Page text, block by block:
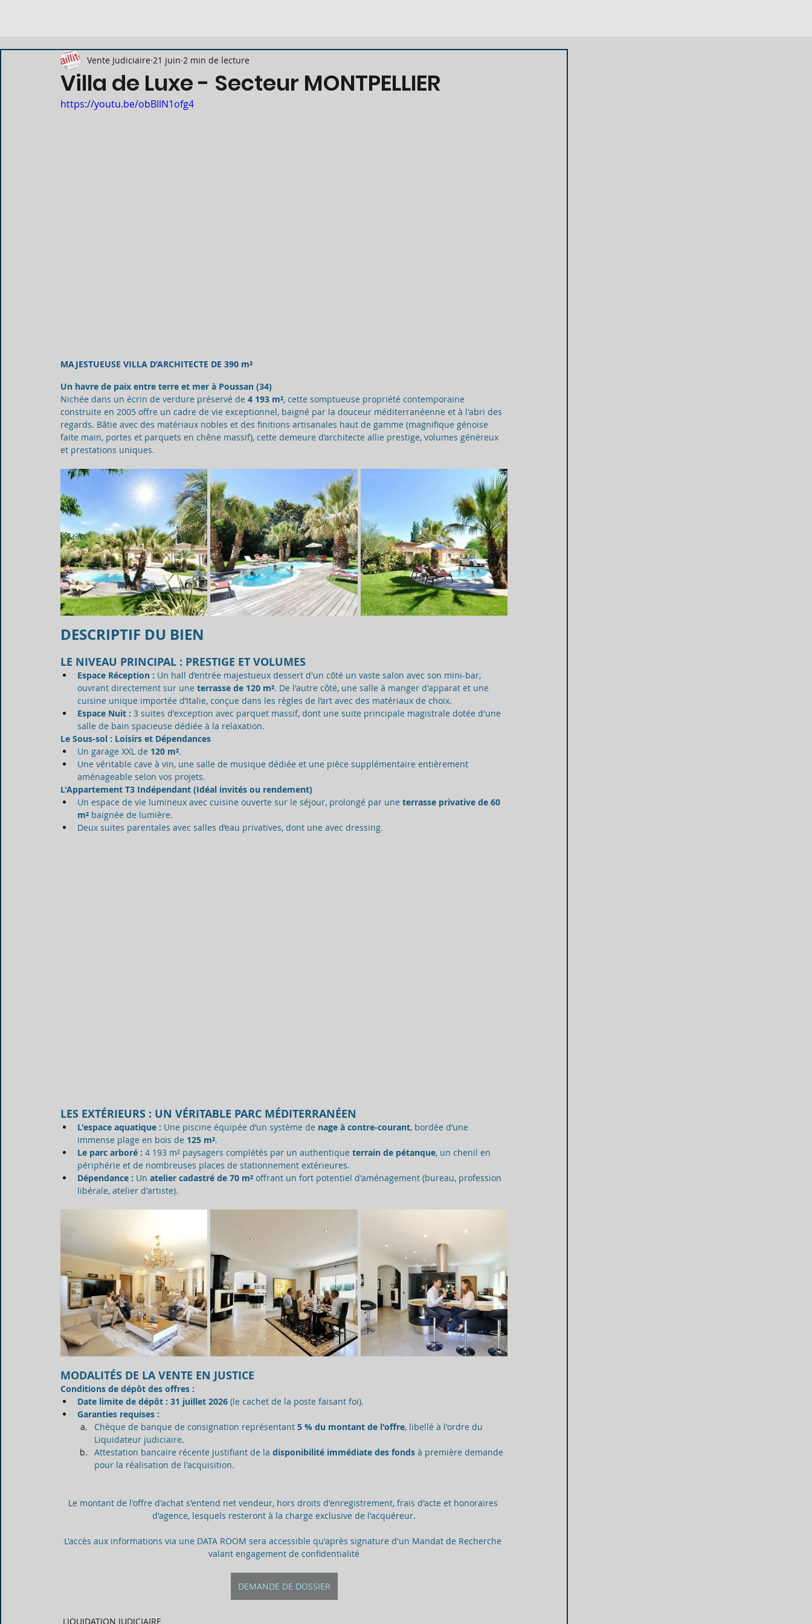
Villa de Luxe - Secteur MONTPELLIER
Vente Judiciaire 21 juin 2 min de lecture
https://youtu.be/obBllN1ofg4
MAJESTUEUSE VILLA D’ARCHITECTE DE 390 m²
Un havre de paix entre terre et mer à Poussan (34)
Nichée dans un écrin de verdure préservé de 4 193 m², cette somptueuse propriété contemporaine
construite en 2005 offre un cadre de vie exceptionnel, baigné par la douceur méditerranéenne et à l'abri des
regards. Bâtie avec des matériaux nobles et des finitions artisanales haut de gamme (magnifique génoise
faite main, portes et parquets en chêne massif), cette demeure d’architecte allie prestige, volumes généreux
et prestations uniques.
DESCRIPTIF DU BIEN
LE NIVEAU PRINCIPAL : PRESTIGE ET VOLUMES
Espace Réception : Un hall d’entrée majestueux dessert d'un côté un vaste salon avec son mini-bar,
ouvrant directement sur une terrasse de 120 m². De l'autre côté, une salle à manger d'apparat et une
cuisine unique importée d’Italie, conçue dans les règles de l’art avec des matériaux de choix.
Espace Nuit : 3 suites d'exception avec parquet massif, dont une suite principale magistrale dotée d'une
salle de bain spacieuse dédiée à la relaxation.
Le Sous-sol : Loisirs et Dépendances
Un garage XXL de 120 m².
Une véritable cave à vin, une salle de musique dédiée et une pièce supplémentaire entièrement
aménageable selon vos projets.
L'Appartement T3 Indépendant (Idéal invités ou rendement)
Un espace de vie lumineux avec cuisine ouverte sur le séjour, prolongé par une terrasse privative de 60
m² baignée de lumière.
Deux suites parentales avec salles d’eau privatives, dont une avec dressing.
LES EXTÉRIEURS : UN VÉRITABLE PARC MÉDITERRANÉEN
L'espace aquatique : Une piscine équipée d’un système de nage à contre-courant, bordée d’une
immense plage en bois de 125 m².
Le parc arboré : 4 193 m² paysagers complétés par un authentique terrain de pétanque, un chenil en
périphérie et de nombreuses places de stationnement extérieures.
Dépendance : Un atelier cadastré de 70 m² offrant un fort potentiel d'aménagement (bureau, profession
libérale, atelier d'artiste).
MODALITÉS DE LA VENTE EN JUSTICE
Conditions de dépôt des offres :
Date limite de dépôt : 31 juillet 2026 (le cachet de la poste faisant foi).
Garanties requises :
Chèque de banque de consignation représentant 5 % du montant de l'offre, libellé à l'ordre du
Liquidateur judiciaire.
Attestation bancaire récente justifiant de la disponibilité immédiate des fonds à première demande
pour la réalisation de l'acquisition.
Le montant de l'offre d'achat s'entend net vendeur, hors droits d'enregistrement, frais d'acte et honoraires
d'agence, lesquels resteront à la charge exclusive de l'acquéreur.
L'accès aux informations via une DATA ROOM sera accessible qu'après signature d'un Mandat de Recherche
valant engagement de confidentialité
DEMANDE DE DOSSIER
LIQUIDATION JUDICIAIRE